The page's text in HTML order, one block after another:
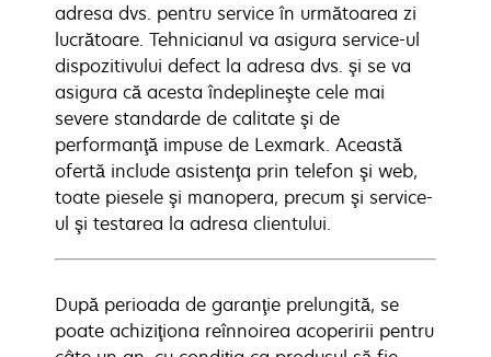
adresa dvs. pentru service în următoarea zi
lucrătoare. Tehnicianul va asigura service-ul
dispozitivului defect la adresa dvs. şi se va
asigura că acesta îndeplineşte cele mai
severe standarde de calitate şi de
performanţă impuse de Lexmark. Această
ofertă include asistenţa prin telefon şi web,
toate piesele şi manopera, precum şi service-
ul şi testarea la adresa clientului.
După perioada de garanţie prelungită, se
poate achiziţiona reînnoirea acoperirii pentru